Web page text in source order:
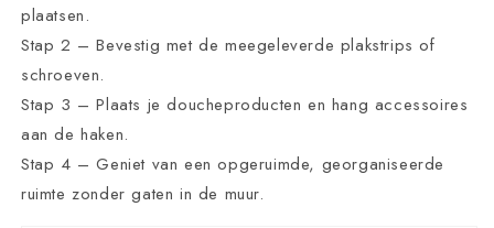
plaatsen.
Stap 2 – Bevestig met de meegeleverde plakstrips of
schroeven.
Stap 3 – Plaats je doucheproducten en hang accessoires
aan de haken.
Stap 4 – Geniet van een opgeruimde, georganiseerde
ruimte zonder gaten in de muur.